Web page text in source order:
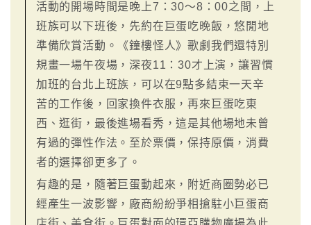
活動的開場時間是晚上7：30～8：00之間，上
班族可以下班後，先約在巨蛋吃晚飯，悠閒地
準備欣賞活動。《鐘樓怪人》歌劇我們還特別
規畫一場午夜場，深夜11：30才上演，讓習慣
加班的台北上班族，可以在9點多結束一天辛
苦的工作後，回家換件衣服，再來巨蛋吃東
西、逛街，最後進場看秀，這是其他場地未曾
有過的彈性作法。至於票價，保持原價，消費
者的選擇卻更多了。
有趣的是，隨著巨蛋動起來，附近商圈勢必已
經產生一波影響，廠商紛紛爭相搶駐小巨蛋商